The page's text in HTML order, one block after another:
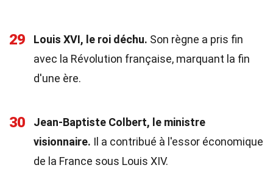
29 Louis XVI, le roi déchu. Son règne a pris fin
avec la Révolution française, marquant la fin
d'une ère.
30
Jean-Baptiste Colbert, le ministre
visionnaire. Il a contribué à l'essor économique
de la France sous Louis XIV.